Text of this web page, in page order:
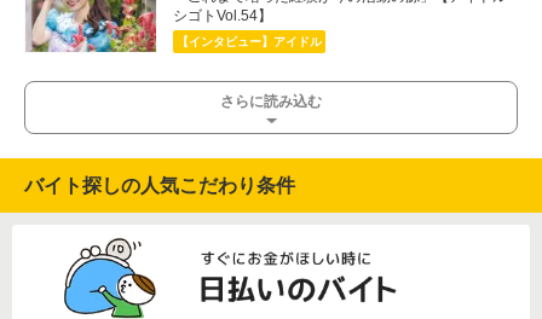
シゴトVol.54】
【インタビュー】アイドル
さらに読み込む
バイト探しの人気こだわり条件